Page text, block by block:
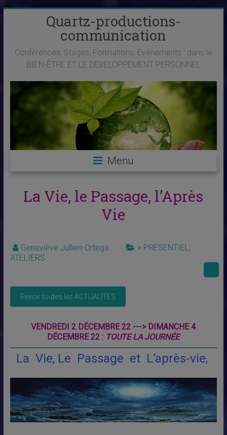
Quartz-productions-
communication
Conférences, Stages, Formations, Evènements : dans le
BIEN-ÊTRE ET LE DEVELOPPEMENT PERSONNEL
Menu
La Vie, le Passage, l’Après
Vie
Geneviève Jullien-Ortega > PRESENTIEL,
ATELIERS
VENDREDI 2 DÉCEMBRE 22 ---> DIMANCHE 4
DÉCEMBRE 22 : TOUTE LA JOURNÉE
La Vie, Le Passage et L’après-vie,